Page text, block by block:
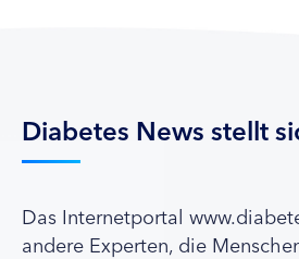
Diabetes News stellt
Das Internetportal
andere Experten, die